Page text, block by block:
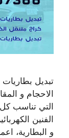
تبديل بطاريات
الاحجام و
التي تناسب كل
الفنين
و البطارية،